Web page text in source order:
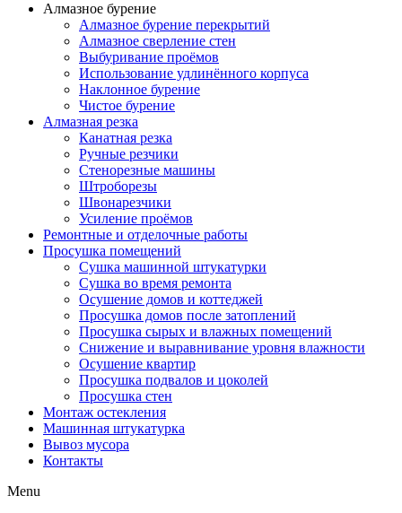
Алмазное бурение
Алмазное бурение перекрытий
Алмазное сверление стен
Выбуривание проёмов
Использование удлинённого корпуса
Наклонное бурение
Чистое бурение
Алмазная резка
Канатная резка
Ручные резчики
Стенорезные машины
Штроборезы
Швонарезчики
Усиление проёмов
Ремонтные и отделочные работы
Просушка помещений
Сушка машинной штукатурки
Сушка во время ремонта
Осушение домов и коттеджей
Просушка домов после затоплений
Просушка сырых и влажных помещений
Снижение и выравнивание уровня влажности
Осушение квартир
Просушка подвалов и цоколей
Просушка стен
Монтаж остекления
Машинная штукатурка
Вывоз мусора
Контакты
Menu